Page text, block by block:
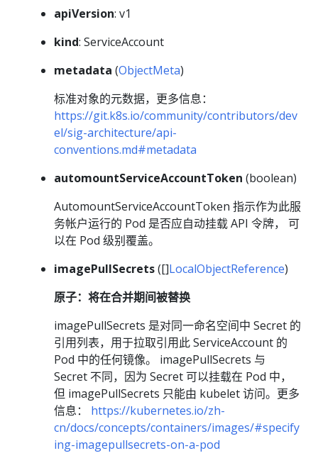
apiVersion: v1
kind: ServiceAccount
metadata (ObjectMeta)
标准对象的元数据，更多信息：
https://git.k8s.io/community/contributors/dev
el/sig-architecture/api-
conventions.md#metadata
automountServiceAccountToken (boolean)
AutomountServiceAccountToken 指示作为此服
务帐户运行的 Pod 是否应自动挂载 API 令牌， 可
以在 Pod 级别覆盖。
imagePullSecrets([]LocalObjectReference)
原子：将在合并期间被替换
imagePullSecrets 是对同一命名空间中 Secret 的
引用列表，用于拉取引用此 ServiceAccount 的
Pod 中的任何镜像。 imagePullSecrets 与
Secret 不同，因为 Secret 可以挂载在 Pod 中，
但 imagePullSecrets 只能由 kubelet 访问。更多
信息： https://kubernetes.io/zh-
cn/docs/concepts/containers/images/#specify
ing-imagepullsecrets-on-a-pod